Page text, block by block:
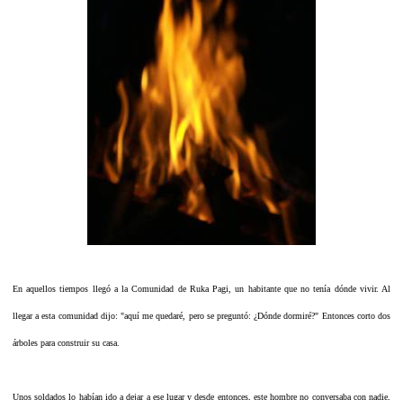
En aquellos tiempos llegó a la Comunidad de Ruka Pagi, un habitante que no tenía dónde vivir. Al
llegar a esta comunidad dijo: "aquí me quedaré, pero se preguntó: ¿Dónde dormiré?" Entonces corto dos
árboles para construir su casa.
Unos soldados lo habían ido a dejar a ese lugar y desde entonces, este hombre no conversaba con nadie,